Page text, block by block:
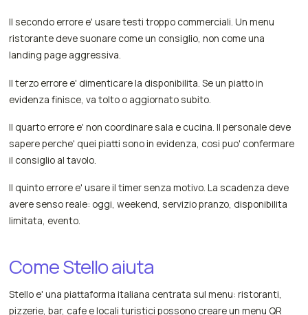
Il secondo errore e' usare testi troppo commerciali. Un menu
ristorante deve suonare come un consiglio, non come una
landing page aggressiva.
Il terzo errore e' dimenticare la disponibilita. Se un piatto in
evidenza finisce, va tolto o aggiornato subito.
Il quarto errore e' non coordinare sala e cucina. Il personale deve
sapere perche' quei piatti sono in evidenza, cosi puo' confermare
il consiglio al tavolo.
Il quinto errore e' usare il timer senza motivo. La scadenza deve
avere senso reale: oggi, weekend, servizio pranzo, disponibilita
limitata, evento.
Come Stello aiuta
Stello e' una piattaforma italiana centrata sul menu: ristoranti,
pizzerie, bar, cafe e locali turistici possono creare un menu QR